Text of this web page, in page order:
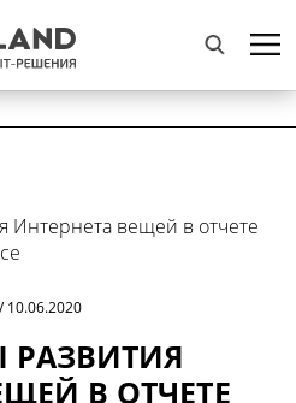
РАЗВИТИЯ
В ОТЧЕТЕ